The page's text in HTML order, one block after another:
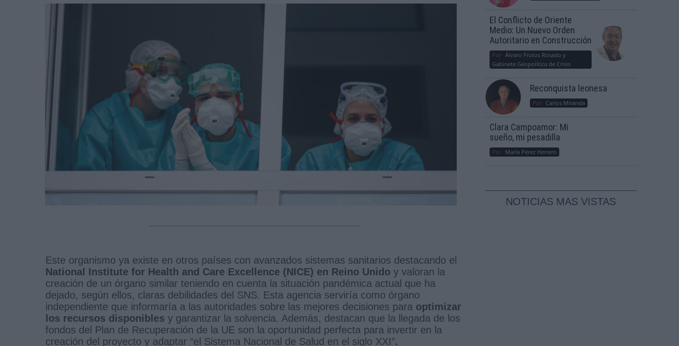
Este organismo ya existe en otros países con avanzados sistemas sanitarios destacando el
National Institute for Health and Care Excellence (NICE) en Reino Unido y valoran la
creación de un órgano similar teniendo en cuenta la situación pandémica actual que ha
dejado, según ellos, claras debilidades del SNS. Esta agencia serviría como órgano
independiente que informaría a las autoridades sobre las mejores decisiones para optimizar
los recursos disponibles y garantizar la solvencia. Además, destacan que la llegada de los
fondos del Plan de Recuperación de la UE son la oportunidad perfecta para invertir en la
creación del proyecto y adaptar “el Sistema Nacional de Salud en el siglo XXI”.
El Conflicto de Oriente
Medio: Un Nuevo Orden
Autoritario en Construcción
Por Álvaro Frutos Rosado y
Gabinete Geopolítica de Crisis
Reconquista leonesa
Por Carlos Miranda
Clara Campoamor: Mi
sueño, mi pesadilla
Por María Pérez Herrero
NOTICIAS MAS VISTAS